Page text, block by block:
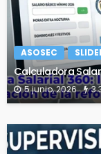
ASOSEC
Calculadora
5 junio, 2026